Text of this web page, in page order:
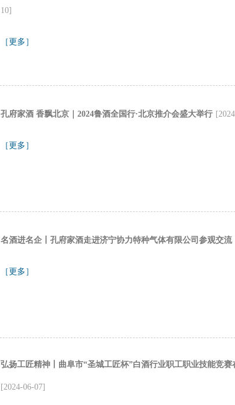
10]
［更多］
孔府家酒 香飘北京｜2024鲁酒全国行·北京推介会盛大举行
［更多］
名酒进名企丨孔府家酒走进济宁协力特种气体有限公司参观交流
［更多］
弘扬工匠精神丨曲阜市“圣城工匠杯”白酒行业职工职业技能竞赛
[2024-06-07]